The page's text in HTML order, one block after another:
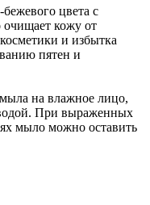
цвета с
кожу от
и избытка
пятен и
на влажное лицо,
При выраженных
мыло можно оставить